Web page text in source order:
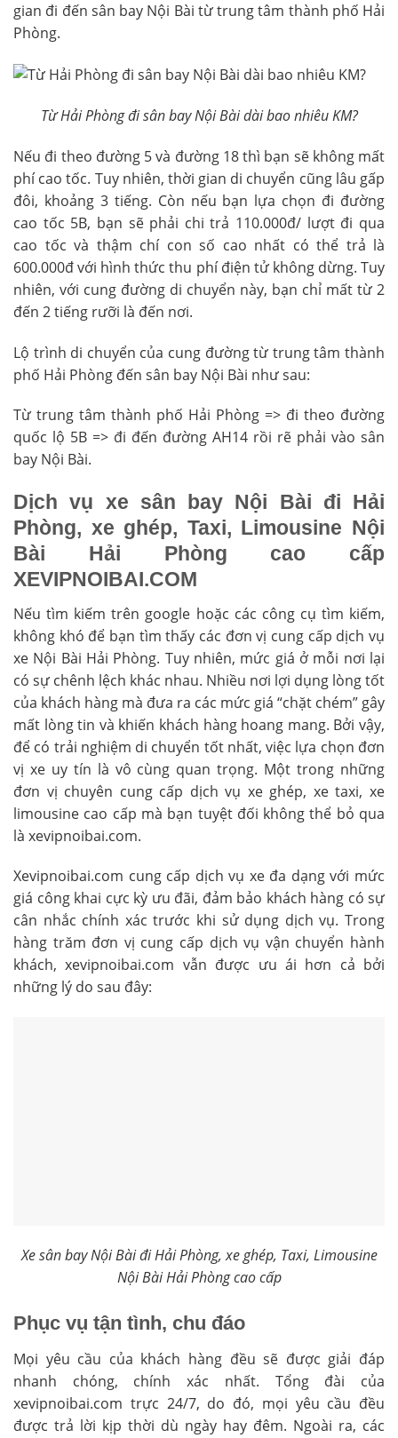
gian đi đến sân bay Nội Bài từ trung tâm thành phố Hải
Phòng.
Từ Hải Phòng đi sân bay Nội Bài dài bao nhiêu KM?
Nếu đi theo đường 5 và đường 18 thì bạn sẽ không mất
phí cao tốc. Tuy nhiên, thời gian di chuyển cũng lâu gấp
đôi, khoảng 3 tiếng. Còn nếu bạn lựa chọn đi đường
cao tốc 5B, bạn sẽ phải chi trả 110.000đ/ lượt đi qua
cao tốc và thậm chí con số cao nhất có thể trả là
600.000đ với hình thức thu phí điện tử không dừng. Tuy
nhiên, với cung đường di chuyển này, bạn chỉ mất từ 2
đến 2 tiếng rưỡi là đến nơi.
Lộ trình di chuyển của cung đường từ trung tâm thành
phố Hải Phòng đến sân bay Nội Bài như sau:
Từ trung tâm thành phố Hải Phòng => đi theo đường
quốc lộ 5B => đi đến đường AH14 rồi rẽ phải vào sân
bay Nội Bài.
Dịch vụ xe sân bay Nội Bài đi Hải
Phòng, xe ghép, Taxi, Limousine Nội
Bài Hải Phòng cao cấp
XEVIPNOIBAI.COM
Nếu tìm kiếm trên google hoặc các công cụ tìm kiếm,
không khó để bạn tìm thấy các đơn vị cung cấp dịch vụ
xe Nội Bài Hải Phòng. Tuy nhiên, mức giá ở mỗi nơi lại
có sự chênh lệch khác nhau. Nhiều nơi lợi dụng lòng tốt
của khách hàng mà đưa ra các mức giá “chặt chém” gây
mất lòng tin và khiến khách hàng hoang mang. Bởi vậy,
để có trải nghiệm di chuyển tốt nhất, việc lựa chọn đơn
vị xe uy tín là vô cùng quan trọng. Một trong những
đơn vị chuyên cung cấp dịch vụ xe ghép, xe taxi, xe
limousine cao cấp mà bạn tuyệt đối không thể bỏ qua
là xevipnoibai.com.
Xevipnoibai.com cung cấp dịch vụ xe đa dạng với mức
giá công khai cực kỳ ưu đãi, đảm bảo khách hàng có sự
cân nhắc chính xác trước khi sử dụng dịch vụ. Trong
hàng trăm đơn vị cung cấp dịch vụ vận chuyển hành
khách, xevipnoibai.com vẫn được ưu ái hơn cả bởi
những lý do sau đây:
Xe sân bay Nội Bài đi Hải Phòng, xe ghép, Taxi, Limousine
Nội Bài Hải Phòng cao cấp
Phục vụ tận tình, chu đáo
Mọi yêu cầu của khách hàng đều sẽ được giải đáp
nhanh chóng, chính xác nhất. Tổng đài của
xevipnoibai.com trực 24/7, do đó, mọi yêu cầu đều
được trả lời kịp thời dù ngày hay đêm. Ngoài ra, các